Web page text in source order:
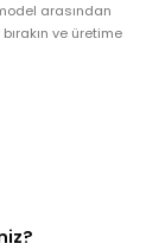
arasından
bırakın ve üretime